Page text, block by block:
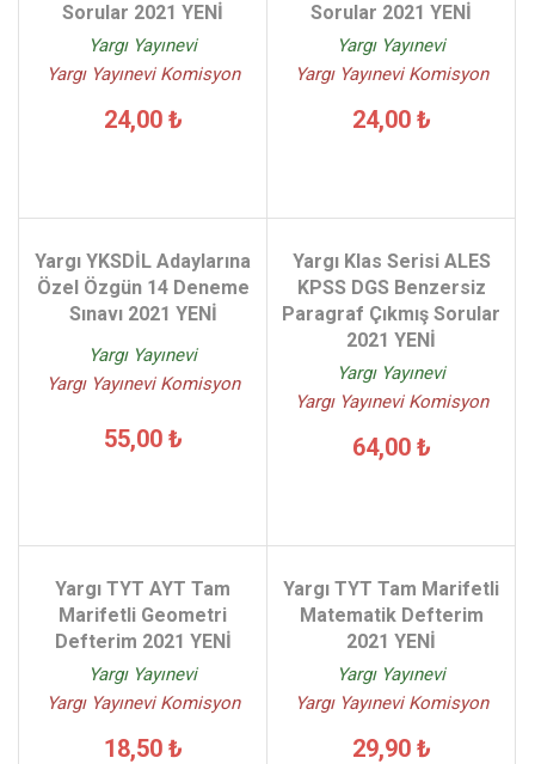
Sorular 2021 YENİ
Yargı Yayınevi
Yargı Yayınevi Komisyon
24,00 ₺
Sorular 2021 YENİ
Yargı Yayınevi
Yargı Yayınevi Komisyon
24,00 ₺
Yargı YKSDİL Adaylarına
Özel Özgün 14 Deneme
Sınavı 2021 YENİ
Yargı Yayınevi
Yargı Yayınevi Komisyon
55,00 ₺
Yargı Klas Serisi ALES
KPSS DGS Benzersiz
Paragraf Çıkmış Sorular
2021 YENİ
Yargı Yayınevi
Yargı Yayınevi Komisyon
64,00 ₺
Yargı TYT AYT Tam
Marifetli Geometri
Defterim 2021 YENİ
Yargı Yayınevi
Yargı Yayınevi Komisyon
18,50 ₺
Yargı TYT Tam Marifetli
Matematik Defterim
2021 YENİ
Yargı Yayınevi
Yargı Yayınevi Komisyon
29,90 ₺